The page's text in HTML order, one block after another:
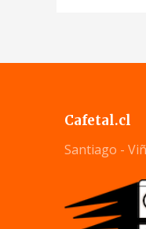
Cafetal.cl
Santiago -